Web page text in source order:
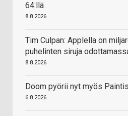
64:llä
8.8.2026
Tim Culpan: Applella on
puhelinten siruja
8.8.2026
Doom pyörii nyt myös
6.8.2026